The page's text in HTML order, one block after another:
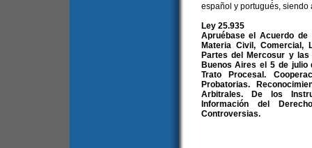
español y portugués, siendo
Ley 25.935
Apruébase el Acuerdo
Materia Civil, Comercial,
Partes del Mercosur y
Buenos Aires el 5 de julio
Trato Procesal.
Probatorias.
Arbitrales. De los
Información del
Controversias.